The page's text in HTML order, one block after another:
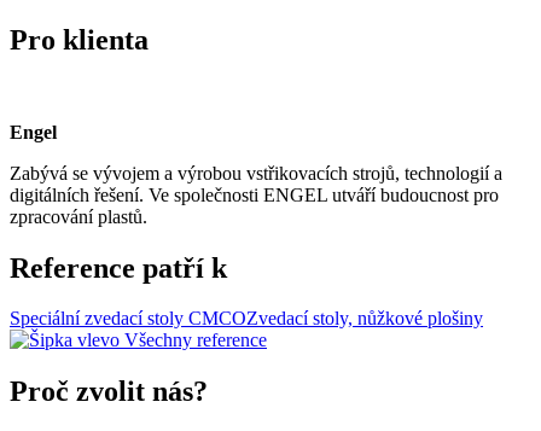
Pro klienta
Engel
Zabývá se vývojem a výrobou vstřikovacích strojů, technologií a
digitálních řešení. Ve společnosti ENGEL utváří budoucnost pro
zpracování plastů.
Reference patří k
Speciální zvedací stoly CMCOZvedací stoly, nůžkové plošiny
Všechny reference
Proč zvolit nás?